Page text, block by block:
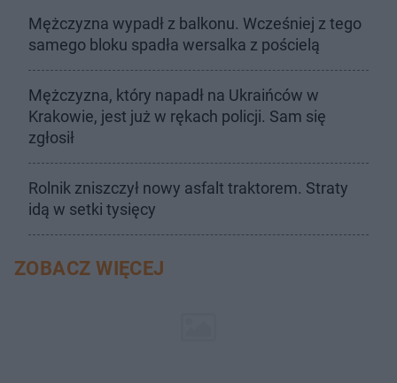
Mężczyzna wypadł z balkonu. Wcześniej z tego
samego bloku spadła wersalka z pościelą
Mężczyzna, który napadł na Ukraińców w
Krakowie, jest już w rękach policji. Sam się
zgłosił
Rolnik zniszczył nowy asfalt traktorem. Straty
idą w setki tysięcy
ZOBACZ WIĘCEJ